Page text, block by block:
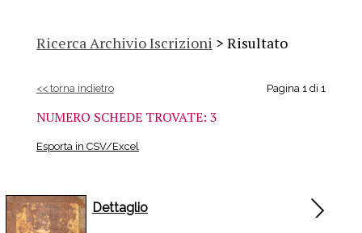
Ricerca Archivio Iscrizioni > Risultato
<< torna indietro Pagina 1 di 1
NUMERO SCHEDE TROVATE: 3
Esporta in CSV/Excel
Dettaglio